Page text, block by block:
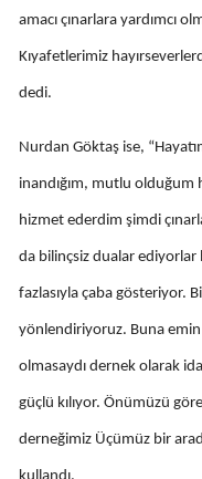
amacı çınarlara yardımcı
Kıyafetlerimiz
dedi.
Nurdan Göktaş ise,
inandığım, mutlu
hizmet ederdim şimdi
da bilinçsiz dualar
fazlasıyla çaba gösteriyor.
yönlendiriyoruz. Buna
olmasaydı dernek olarak
güçlü kılıyor. Önümüzü
derneğimiz Üçümüz bir